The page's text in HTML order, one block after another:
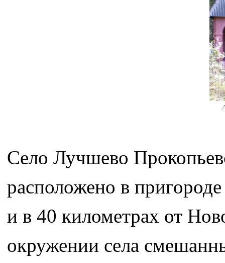
Село Лучшево
расположено в
и в 40 километрах от
окружении села